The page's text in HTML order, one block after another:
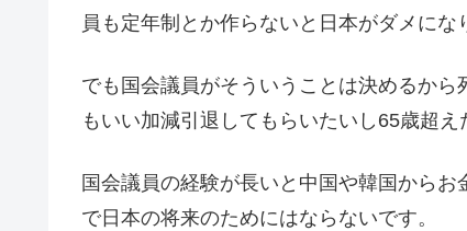
員も定年制とか作らないと日本がダメにな
でも国会議員がそういうことは決めるか
もいい加減引退してもらいたいし65歳超
国会議員の経験が長いと中国や韓国から
で日本の将来のためにはならないです。